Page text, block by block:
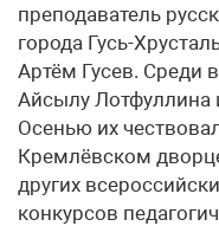
преподаватель
города Гусь-
Артём Гусев. Среди
Айсылу Лотфуллина
Осенью их
Кремлёвском
других
конкурсов